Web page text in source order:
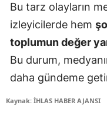
Bu tarz olayların
izleyicilerde hem
toplumun değer
Bu durum,
daha gündeme
Kaynak: İHLAS HABER AJANSI